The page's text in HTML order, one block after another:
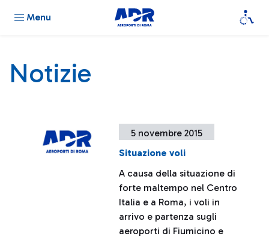
Menu
Notizie
5 novembre 2015
Situazione voli
A causa della situazione di
forte maltempo nel Centro
Italia e a Roma, i voli in
arrivo e partenza sugli
aeroporti di Fiumicino e